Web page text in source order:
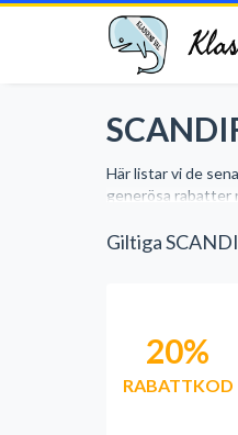
Här listar vi de
generösa rabatter
Giltiga
20%
RABATTKOD